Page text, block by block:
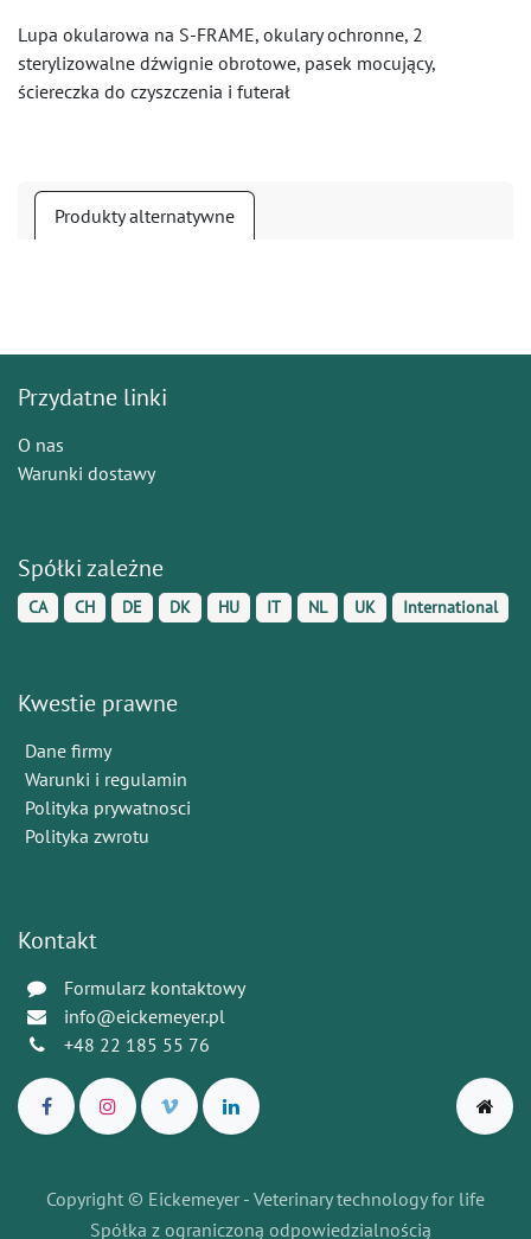
Lupa okularowa na S-FRAME, okulary ochronne, 2
sterylizowalne dźwignie obrotowe, pasek mocujący,
ściereczka do czyszczenia i futerał
Produkty alternatywne
Przydatne linki
O nas
Warunki dostawy
Spółki zależne
CA CH DE DK HU IT NL UK International
Kwestie prawne
Dane firmy
Warunki i regulamin
Polityka prywatnosci
Polityka zwrotu
Kontakt
Formularz kontaktowy
info@eickemeyer.pl
+48 22 185 55 76
Copyright © Eickemeyer - Veterinary technology for life
Spółka z ograniczoną odpowiedzialnością